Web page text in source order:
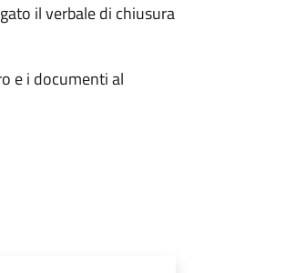
il verbale di chiusura
e i documenti al